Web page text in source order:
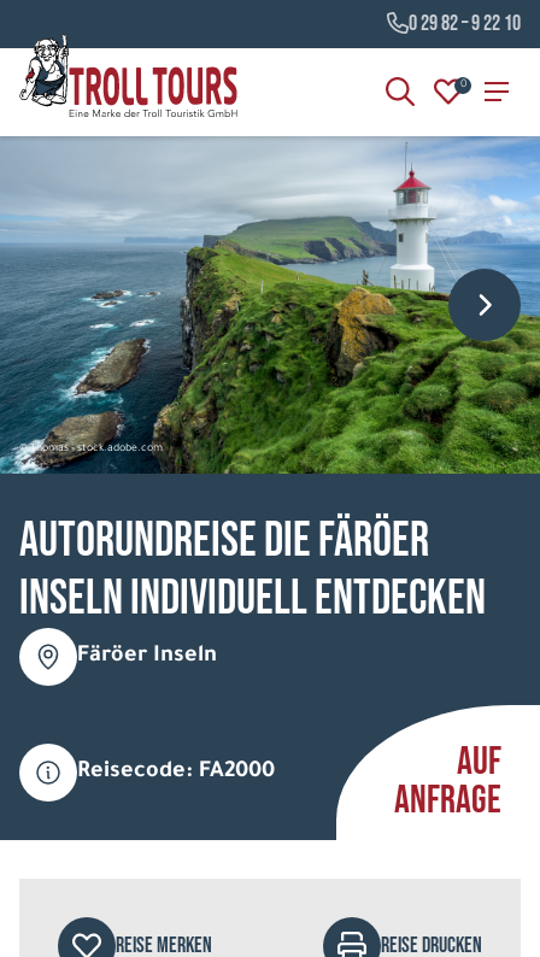
0 29 82 – 9 22 10
0
© Thomas - stock.adobe.com
Autorundreise Die Färöer
Inseln individuell entdecken
Färöer Inseln
Reisecode: FA2000
AUF
ANFRAGE
REISE MERKEN REISE DRUCKEN